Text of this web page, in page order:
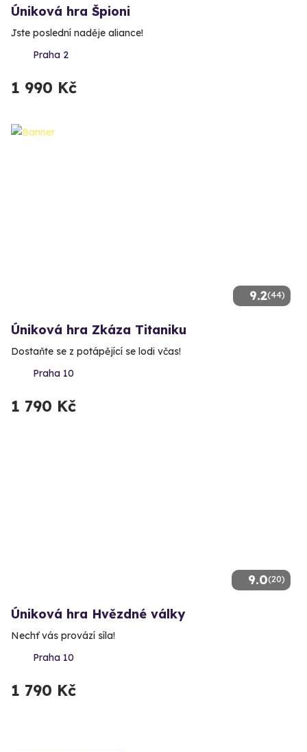
Úniková hra Špioni
Jste poslední naděje aliance!
Praha 2
1 990 Kč
9.2(44)
Úniková hra Zkáza Titaniku
Dostaňte se z potápějící se lodi včas!
Praha 10
1 790 Kč
9.0(20)
Úniková hra Hvězdné války
Nechť vás provází síla!
Praha 10
1 790 Kč